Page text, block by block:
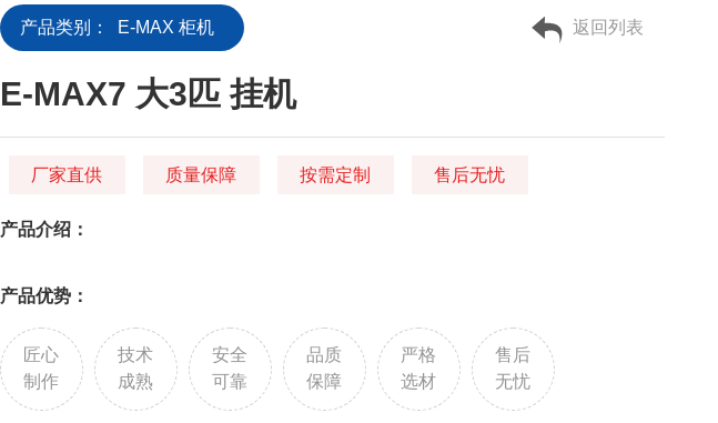
产品类别： E-MAX 柜机 返回列表
E-MAX7 大3匹 挂机
厂家直供 质量保障 按需定制 售后无忧
产品介绍：
产品优势：
匠心
制作
技术
成熟
安全
可靠
品质
保障
严格
选材
售后
无忧